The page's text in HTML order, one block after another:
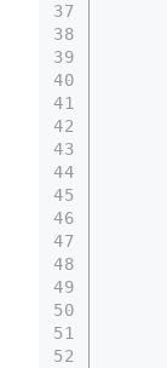
37
38
39
40
41
42
43
44
45
46
47
48
49
50
51
52